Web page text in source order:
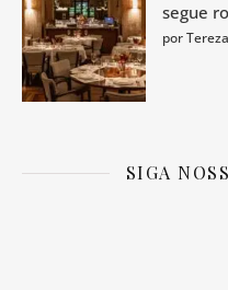
segue
por
SIGA